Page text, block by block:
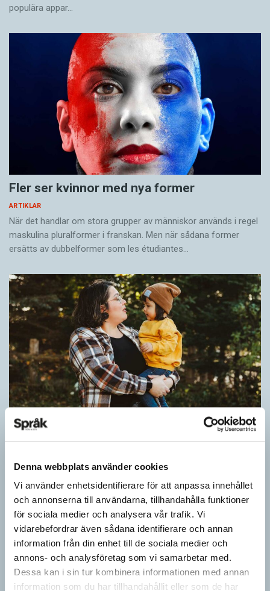
Denna webbplats använder cookies
Vi använder enhetsidentifierare för att anpassa innehållet
och annonserna till användarna, tillhandahålla funktioner
för sociala medier och analysera vår trafik. Vi
vidarebefordrar även sådana identifierare och annan
information från din enhet till de sociala medier och
annons- och analysföretag som vi samarbetar med.
Dessa kan i sin tur kombinera informationen med annan
information som du har tillhandahållit eller som de har
populära appar…
Fler ser kvinnor med nya former
ARTIKLAR
När det handlar om stora grupper av människor används i regel
maskulina pluralformer i franskan. Men när sådana ­former
ersätts av dubbel­former som les étudiantes…
Pronomen avslöjar vem som ska tala
Vid två års ålder har barn begränsad förståelse för
i turtagning i samtal. Förmågan utvecklas ytterligare i takt med…